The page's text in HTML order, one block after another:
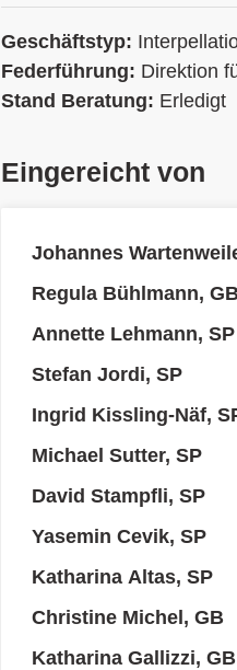
Geschäftstyp:
Federführung: Direktion
Stand Beratung: Erledigt
Eingereicht von
Johannes
Regula Bühlmann,
Annette Lehmann, SP
Stefan Jordi, SP
Ingrid Kissling-Näf,
Michael Sutter, SP
David Stampfli, SP
Yasemin Cevik, SP
Katharina Altas, SP
Christine Michel, GB
Katharina Gallizzi, GB